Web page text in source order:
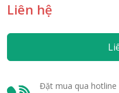
Liên hệ
Đặt mua qua hotline